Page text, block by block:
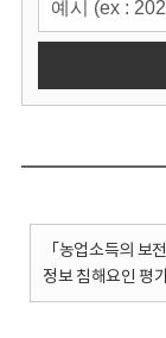
「농업소득의 보
정보 침해요인 평